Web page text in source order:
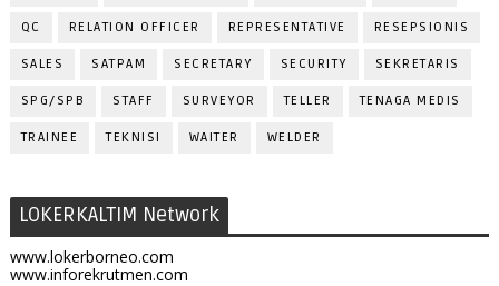
QC RELATION OFFICER REPRESENTATIVE RESEPSIONIS
SALES SATPAM SECRETARY SECURITY SEKRETARIS
SPG/SPB STAFF SURVEYOR TELLER TENAGA MEDIS
TRAINEE TEKNISI WAITER WELDER
LOKERKALTIM Network
www.lokerborneo.com
www.inforekrutmen.com